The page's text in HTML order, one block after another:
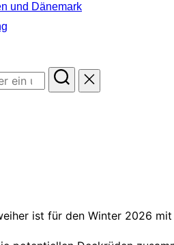
und Dänemark
ist für den Winter 2026